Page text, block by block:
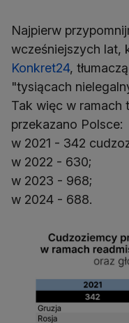
Najpierw
wcześniejszych lat,
Konkret24,
"tysiącach
Tak więc w ramach
przekazano Polsce:
w 2021 - 342
w 2022 - 630;
w 2023 - 968;
w 2024 - 688.